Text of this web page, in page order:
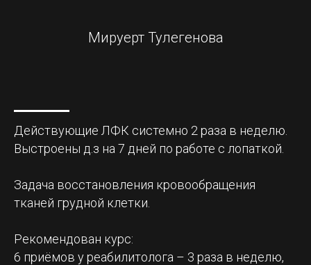
Мируерт Тулегенова
Действующие ЛФК системно 2 раза в неделю.
Выстроены д.з на 7 дней по работе с лопаткой.
Задача восстановления кровообращения
тканей грудной клетки.
Рекомендован курс:
6 приёмов у реабилитолога – 3 раза в неделю,